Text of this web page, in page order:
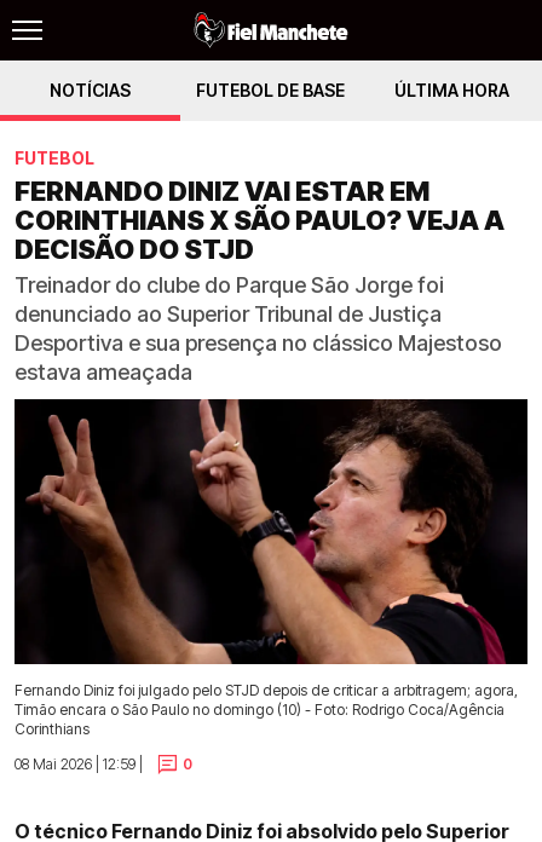
NOTÍCIAS FUTEBOL DE BASE ÚLTIMA HORA
FUTEBOL
FERNANDO DINIZ VAI ESTAR EM
CORINTHIANS X SÃO PAULO? VEJA A
DECISÃO DO STJD
Treinador do clube do Parque São Jorge foi
denunciado ao Superior Tribunal de Justiça
Desportiva e sua presença no clássico Majestoso
estava ameaçada
Fernando Diniz foi julgado pelo STJD depois de criticar a arbitragem; agora,
Timão encara o São Paulo no domingo (10) - Foto: Rodrigo Coca/Agência
Corinthians
08 Mai 2026 | 12:59 |
0
O técnico Fernando Diniz foi absolvido pelo Superior